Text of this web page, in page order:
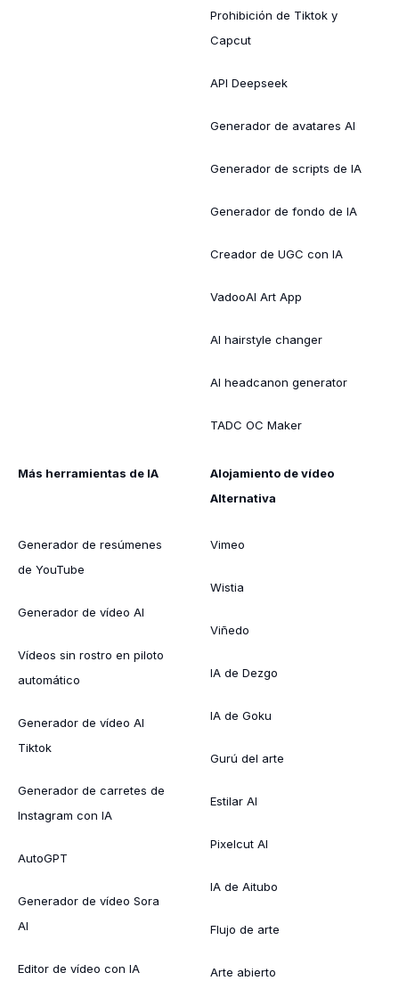
Prohibición de Tiktok y
Capcut
API Deepseek
Generador de avatares AI
Generador de scripts de IA
Generador de fondo de IA
Creador de UGC con IA
VadooAI Art App
AI hairstyle changer
AI headcanon generator
TADC OC Maker
Más herramientas de IA
Generador de resúmenes
de YouTube
Generador de vídeo AI
Vídeos sin rostro en piloto
automático
Generador de vídeo AI
Tiktok
Generador de carretes de
Instagram con IA
AutoGPT
Generador de vídeo Sora
AI
Editor de vídeo con IA
Alojamiento de vídeo
Alternativa
Vimeo
Wistia
Viñedo
IA de Dezgo
IA de Goku
Gurú del arte
Estilar AI
Pixelcut AI
IA de Aitubo
Flujo de arte
Arte abierto